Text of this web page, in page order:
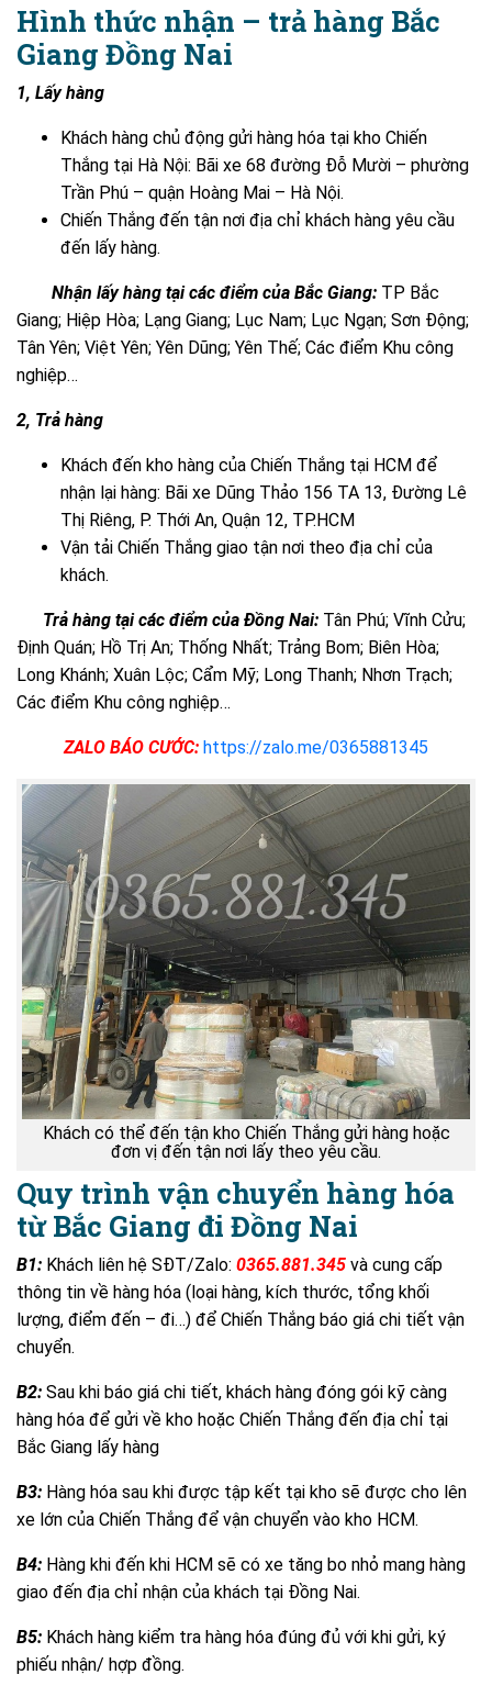
Hình thức nhận – trả hàng Bắc
Giang Đồng Nai
1, Lấy hàng
Khách hàng chủ động gửi hàng hóa tại kho Chiến
Thắng tại Hà Nội: Bãi xe 68 đường Đỗ Mười – phường
Trần Phú – quận Hoàng Mai – Hà Nội.
Chiến Thắng đến tận nơi địa chỉ khách hàng yêu cầu
đến lấy hàng.
Nhận lấy hàng tại các điểm của Bắc Giang: TP Bắc
Giang; Hiệp Hòa; Lạng Giang; Lục Nam; Lục Ngạn; Sơn Động;
Tân Yên; Việt Yên; Yên Dũng; Yên Thế; Các điểm Khu công
nghiệp…
2, Trả hàng
Khách đến kho hàng của Chiến Thắng tại HCM để
nhận lại hàng: Bãi xe Dũng Thảo 156 TA 13, Đường Lê
Thị Riêng, P. Thới An, Quận 12, TP.HCM
Vận tải Chiến Thắng giao tận nơi theo địa chỉ của
khách.
Trả hàng tại các điểm của Đồng Nai: Tân Phú; Vĩnh Cửu;
Định Quán; Hồ Trị An; Thống Nhất; Trảng Bom; Biên Hòa;
Long Khánh; Xuân Lộc; Cẩm Mỹ; Long Thanh; Nhơn Trạch;
Các điểm Khu công nghiệp…
ZALO BÁO CƯỚC: https://zalo.me/0365881345
Khách có thể đến tận kho Chiến Thắng gửi hàng hoặc
đơn vị đến tận nơi lấy theo yêu cầu.
Quy trình vận chuyển hàng hóa
từ Bắc Giang đi Đồng Nai
B1: Khách liên hệ SĐT/Zalo: 0365.881.345 và cung cấp
thông tin về hàng hóa (loại hàng, kích thước, tổng khối
lượng, điểm đến – đi…) để Chiến Thắng báo giá chi tiết vận
chuyển.
B2: Sau khi báo giá chi tiết, khách hàng đóng gói kỹ càng
hàng hóa để gửi về kho hoặc Chiến Thắng đến địa chỉ tại
Bắc Giang lấy hàng
B3: Hàng hóa sau khi được tập kết tại kho sẽ được cho lên
xe lớn của Chiến Thắng để vận chuyển vào kho HCM.
B4: Hàng khi đến khi HCM sẽ có xe tăng bo nhỏ mang hàng
giao đến địa chỉ nhận của khách tại Đồng Nai.
B5: Khách hàng kiểm tra hàng hóa đúng đủ với khi gửi, ký
phiếu nhận/ hợp đồng.